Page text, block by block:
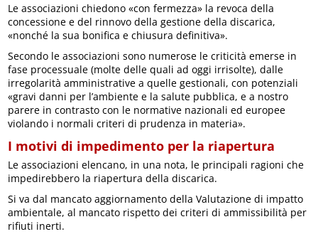
Le associazioni chiedono «con fermezza» la revoca della
concessione e del rinnovo della gestione della discarica,
«nonché la sua bonifica e chiusura definitiva».
Secondo le associazioni sono numerose le criticità emerse in
fase processuale (molte delle quali ad oggi irrisolte), dalle
irregolarità amministrative a quelle gestionali, con potenziali
«gravi danni per l’ambiente e la salute pubblica, e a nostro
parere in contrasto con le normative nazionali ed europee
violando i normali criteri di prudenza in materia».
I motivi di impedimento per la riapertura
Le associazioni elencano, in una nota, le principali ragioni che
impedirebbero la riapertura della discarica.
Si va dal mancato aggiornamento della Valutazione di impatto
ambientale, al mancato rispetto dei criteri di ammissibilità per
rifiuti inerti.